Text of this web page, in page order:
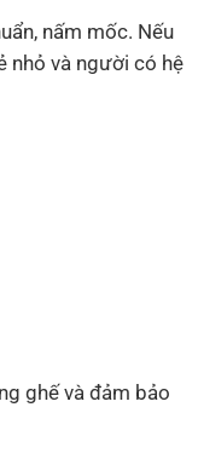
nấm mốc. Nếu
nhỏ và người có hệ
ghế và đảm bảo